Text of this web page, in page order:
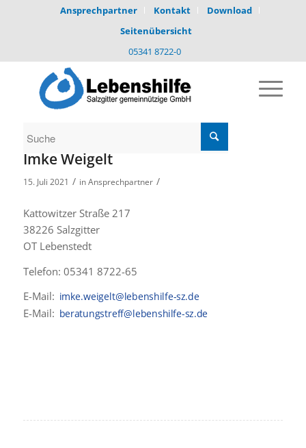
Ansprechpartner Kontakt
Download
Seitenübersicht
05341 8722-0
Imke Weigelt
15. Juli 2021 / inAnsprechpartner /
Kattowitzer Straße 217
38226 Salzgitter
OT Lebenstedt
Telefon: 05341 8722-65
E-Mail:
E-Mail: